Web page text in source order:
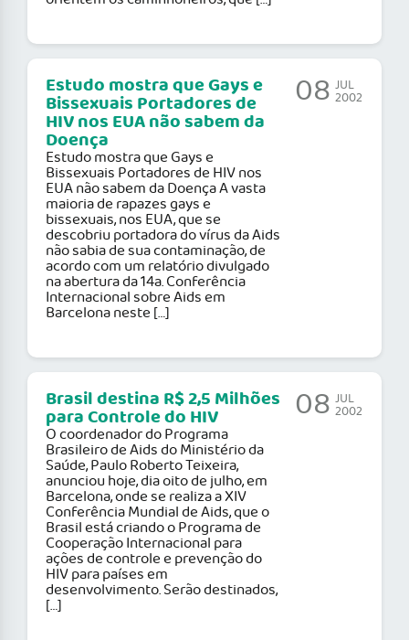
Estudo mostra que Gays e
Bissexuais Portadores de
HIV nos EUA não sabem da
Doença
Estudo mostra que Gays e
Bissexuais Portadores de HIV nos
EUA não sabem da Doença A vasta
maioria de rapazes gays e
bissexuais, nos EUA, que se
descobriu portadora do vírus da Aids
não sabia de sua contaminação, de
acordo com um relatório divulgado
na abertura da 14a. Conferência
Internacional sobre Aids em
Barcelona neste […]
08 JUL
2002
Brasil destina R$ 2,5 Milhões
para Controle do HIV
O coordenador do Programa
Brasileiro de Aids do Ministério da
Saúde, Paulo Roberto Teixeira,
anunciou hoje, dia oito de julho, em
Barcelona, onde se realiza a XIV
Conferência Mundial de Aids, que o
Brasil está criando o Programa de
Cooperação Internacional para
ações de controle e prevenção do
HIV para países em
desenvolvimento. Serão destinados,
[…]
08 JUL
2002